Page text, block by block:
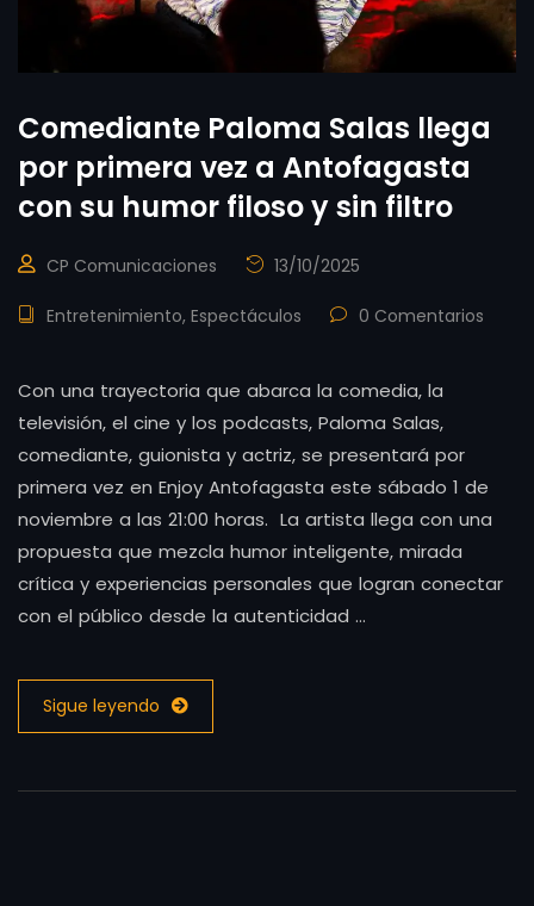
Comediante Paloma Salas llega
por primera vez a Antofagasta
con su humor filoso y sin filtro
CP Comunicaciones 13/10/2025
Entretenimiento, Espectáculos 0 Comentarios
Con una trayectoria que abarca la comedia, la
televisión, el cine y los podcasts, Paloma Salas,
comediante, guionista y actriz, se presentará por
primera vez en Enjoy Antofagasta este sábado 1 de
noviembre a las 21:00 horas. La artista llega con una
propuesta que mezcla humor inteligente, mirada
crítica y experiencias personales que logran conectar
con el público desde la autenticidad …
Sigue leyendo